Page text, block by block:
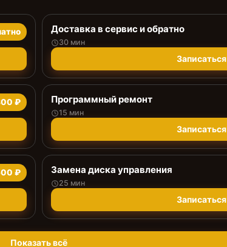
Доставка в сервис и обратно
30 мин
Записаться
₽ Программный ремонт
15 мин
Записаться
₽ Замена диска управления
25 мин
Записаться
Показать всё